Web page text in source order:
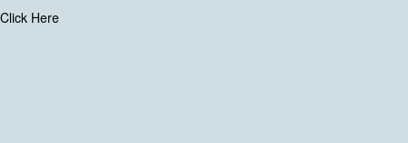
Click Here